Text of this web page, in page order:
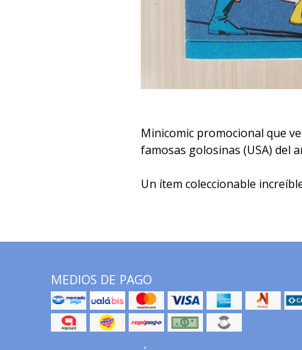
Minicomic promocional que
famosas golosinas (USA) del
Un ítem coleccionable
MEDIOS DE PAGO